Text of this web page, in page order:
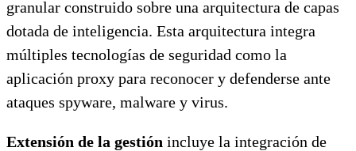
granular construido sobre una arquitectura de capas
dotada de inteligencia. Esta arquitectura integra
múltiples tecnologías de seguridad como la
aplicación proxy para reconocer y defenderse ante
ataques spyware, malware y virus.
Extensión de la gestión incluye la integración de